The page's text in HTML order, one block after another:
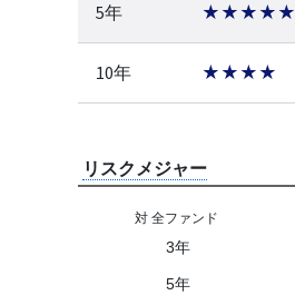
5年 ★★★★★
10年 ★★★★
リスクメジャー
対 全ファンド
3年
5年